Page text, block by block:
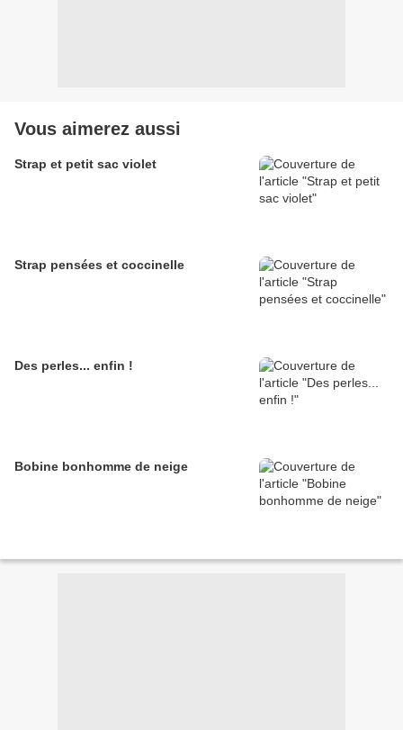
Vous aimerez aussi
Strap et petit sac violet
Strap pensées et coccinelle
Des perles... enfin !
Bobine bonhomme de neige